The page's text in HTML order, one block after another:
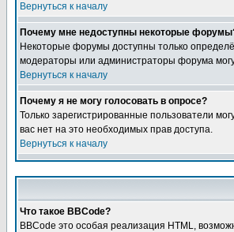
Вернуться к началу
Почему мне недоступны некоторые
Некоторые форумы доступны только
модераторы или администраторы форума
Вернуться к началу
Почему я не могу голосовать в опросе?
Только зарегистрированные пользователи
вас нет на это необходимых прав доступа.
Вернуться к началу
Что такое BBCode?
BBCode это особая реализация HTML,